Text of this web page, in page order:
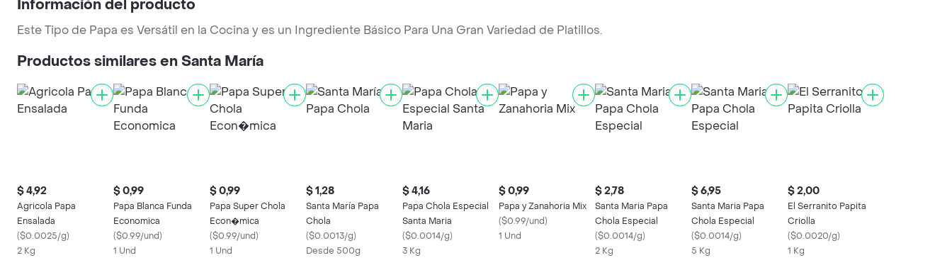
Información del producto
Este Tipo de Papa es Versátil en la Cocina y es un Ingrediente Básico Para Una Gran Variedad de Platillos.
Productos similares en Santa María
$ 4,92
Agricola Papa
Ensalada
($0.0025/g)
2 Kg
$ 0,99
Papa Blanca Funda
Economica
($0.99/und)
1 Und
$ 0,99
Papa Super Chola
Econ�mica
($0.99/und)
1 Und
$ 1,28
Santa María Papa
Chola
($0.0013/g)
Desde 500g
$ 4,16
Papa Chola Especial
Santa Maria
($0.0014/g)
3 Kg
$ 0,99
Papa y Zanahoria Mix
($0.99/und)
1 Und
$ 2,78
Santa Maria Papa
Chola Especial
($0.0014/g)
2 Kg
$ 6,95
Santa Maria Papa
Chola Especial
($0.0014/g)
5 Kg
$ 2,00
El Serranito Papita
Criolla
($0.0020/g)
1 Kg